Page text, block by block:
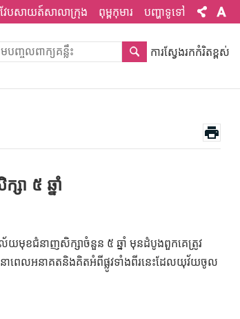
វែបសាយត៍សាលាក្រុង ពុម្ពកុមារ បញ្ហាទូទៅ
ការស្វែងរកកំរិតខ្ពស់
ា ៥ ឆ្នាំ
ាល័យមុខជំនាញសិក្សាចំនួន ៥ ឆ្នាំ មុនដំបូងពួកគេត្រូវ
ាពេលអនាគតនិងគិតអំពីផ្លូវទាំងពីរនេះដែលយុវ័យចូល